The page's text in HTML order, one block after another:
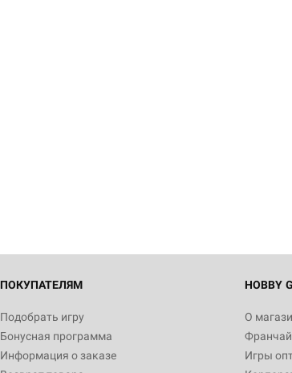
ПОКУПАТЕЛЯМ
Подобрать игру
Бонусная программа
Информация о заказе
HOBBY
О
Игры